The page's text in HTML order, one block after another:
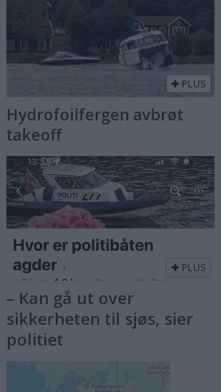
PLUS
Hydrofoilfergen avbrøt
takeoff
PLUS
– Kan gå ut over
sikkerheten til sjøs, sier
politiet